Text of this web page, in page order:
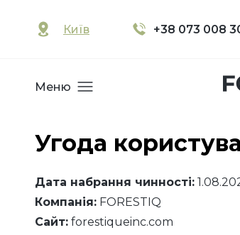
Київ +38 073 008
Меню
Угода
Дата набрання чинності:
Компанія: FORESTIQ
Сайт: forestiqueinc.com